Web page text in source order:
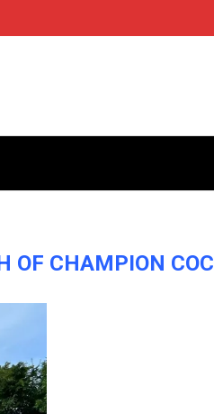
OF CHAMPION COC